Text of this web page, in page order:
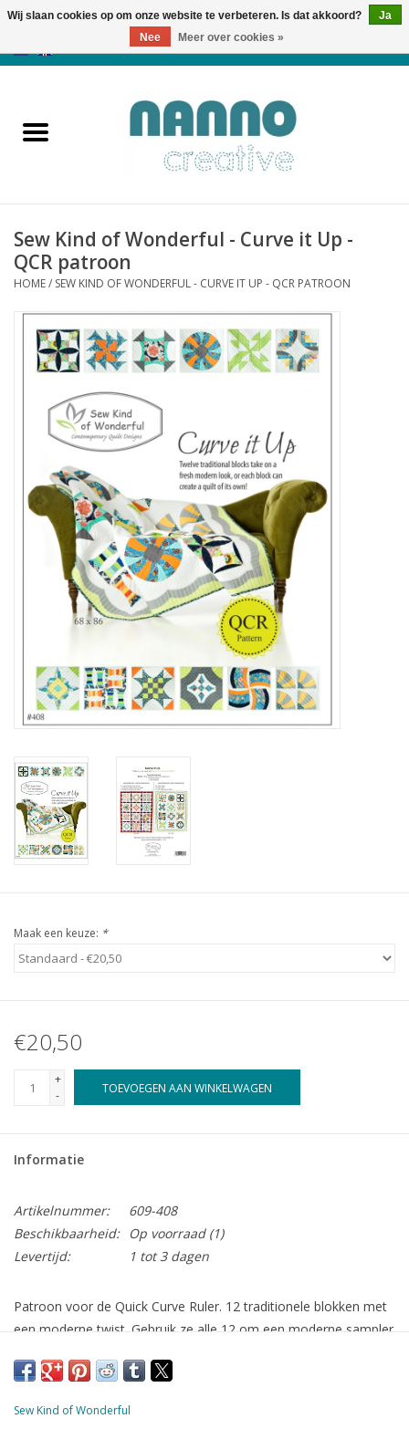
Producten
Nieuws
Herfst & Halloween
Koopjeshoek
Laatste Kans
Cadeaubonnen
Nanno Blog
Beloningen
Sew Kind of Wonderful - Curve it Up -
QCR patroon
HOME/ SEW KIND OF WONDERFUL - CURVE IT UP - QCR PATROON
Maak een keuze: *
€20,50
+
-
TOEVOEGEN AAN WINKELWAGEN
Informatie
Artikelnummer:
609-408
Beschikbaarheid:
Op voorraad(1)
Levertijd:
1 tot 3 dagen
Patroon voor de Quick Curve Ruler. 12 traditionele blokken met
een moderne twist. Gebruik ze alle 12 om een moderne sampler
bijvoorbeeld een kussen te maken.
Met duidelijke instructies en afbeeldingen voor ieder blok.
Sew Kind of Wonderful
Wij slaan cookies op om onze website te verbeteren. Is dat akkoord?
Ja
Nee
Meer over cookies »